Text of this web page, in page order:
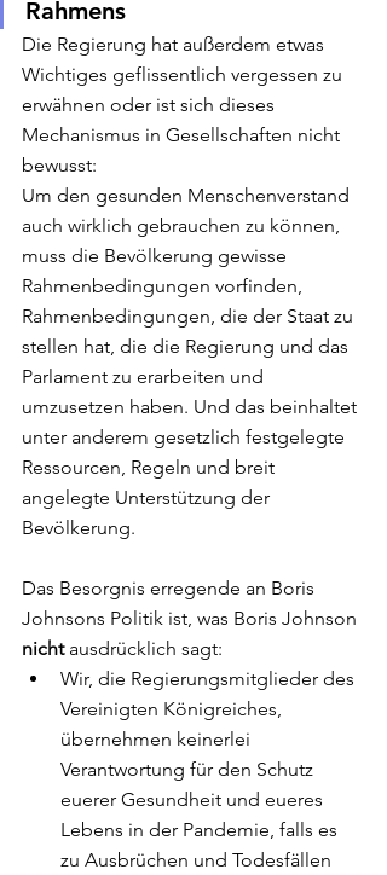
Rahmens
Die Regierung hat außerdem etwas
Wichtiges geflissentlich vergessen zu
erwähnen oder ist sich dieses
Mechanismus in Gesellschaften nicht
bewusst:
Um den gesunden Menschenverstand
auch wirklich gebrauchen zu können,
muss die Bevölkerung gewisse
Rahmenbedingungen vorfinden,
Rahmenbedingungen, die der Staat zu
stellen hat, die die Regierung und das
Parlament zu erarbeiten und
umzusetzen haben. Und das beinhaltet
unter anderem gesetzlich festgelegte
Ressourcen, Regeln und breit
angelegte Unterstützung der
Bevölkerung.
Das Besorgnis erregende an Boris
Johnsons Politik ist, was Boris Johnson
nicht ausdrücklich sagt:
Wir, die Regierungsmitglieder des
Vereinigten Königreiches,
übernehmen keinerlei
Verantwortung für den Schutz
euerer Gesundheit und eueres
Lebens in der Pandemie, falls es
zu Ausbrüchen und Todesfällen